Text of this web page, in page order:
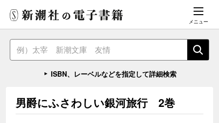
メニュー
ISBN、レーベルなどを指定して詳細検索
男爵にふさわしい銀河旅行 2巻